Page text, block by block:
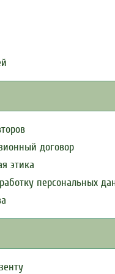
договор
этика
персональных